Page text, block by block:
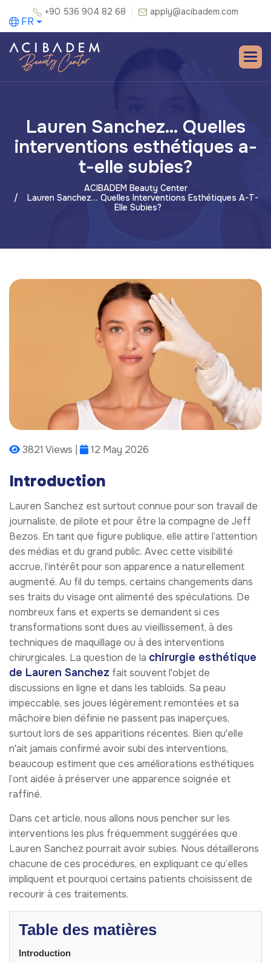
+90 536 904 82 68 apply@acibadem.com
FR
Lauren Sanchez… Quelles
interventions esthétiques a-
t-elle subies?
ACIBADEM Beauty Center
Lauren Sanchez… Quelles Interventions Esthétiques A-T-
Elle Subies?
3821 Views | 12 May 2026
Introduction
Lauren Sanchez est surtout connue pour son travail de
journaliste, de pilote et pour être la compagne de Jeff
Bezos. En tant que figure publique, elle attire l’attention
des médias et du grand public. Avec cette visibilité
accrue, l’intérêt pour son apparence a naturellement
augmenté. Au fil du temps, certains changements dans
ses traits du visage ont alimenté des spéculations. De
nombreux fans et experts se demandent si ces
transformations sont dues au vieillissement, à des
techniques de maquillage ou à des interventions
chirurgicales. La question de la chirurgie esthétique
de Lauren Sanchez fait souvent l'objet de
discussions en ligne et dans les tabloïds. Sa peau
impeccable, ses joues légèrement remontées et sa
mâchoire bien définie ne passent pas inaperçues,
surtout lors de ses apparitions récentes. Bien qu'elle
n'ait jamais confirmé avoir subi des interventions,
beaucoup estiment que ces améliorations esthétiques
l’ont aidée à préserver une apparence soignée et
raffiné.
Dans cet article, nous allons nous pencher sur les
interventions les plus fréquemment suggérées que
Lauren Sanchez pourrait avoir subies. Nous détaillerons
chacune de ces procédures, en expliquant ce qu’elles
impliquent et pourquoi certains patients choisissent de
recourir à ces traitements.
Table des matières
Introduction